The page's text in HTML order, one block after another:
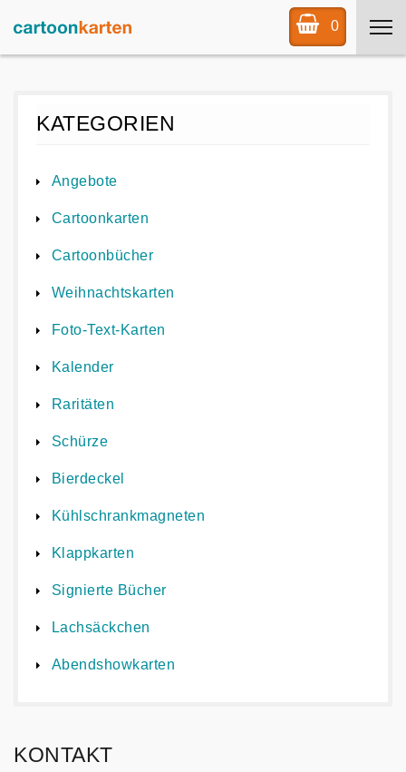
0
KATEGORIEN
Angebote
Cartoonkarten
Cartoonbücher
Weihnachtskarten
Foto-Text-Karten
Kalender
Raritäten
Schürze
Bierdeckel
Kühlschrankmagneten
Klappkarten
Signierte Bücher
Lachsäckchen
Abendshowkarten
KONTAKT